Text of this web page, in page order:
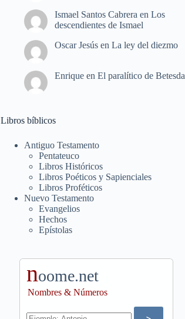
Ismael Santos Cabrera enLos
descendientes de Ismael
Oscar Jesús enLa ley del diezmo
Enrique enEl paralítico de Betesda
Libros bíblicos
Antiguo Testamento
Pentateuco
Libros Históricos
Libros Poéticos y Sapienciales
Libros Proféticos
Nuevo Testamento
Evangelios
Hechos
Epístolas
noome.net
Nombres & Números